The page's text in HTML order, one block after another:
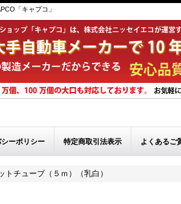
「キャプコ」
ーポリシー 特定商取引法表示 よくあるご
トチューブ（５ｍ）（乳白）